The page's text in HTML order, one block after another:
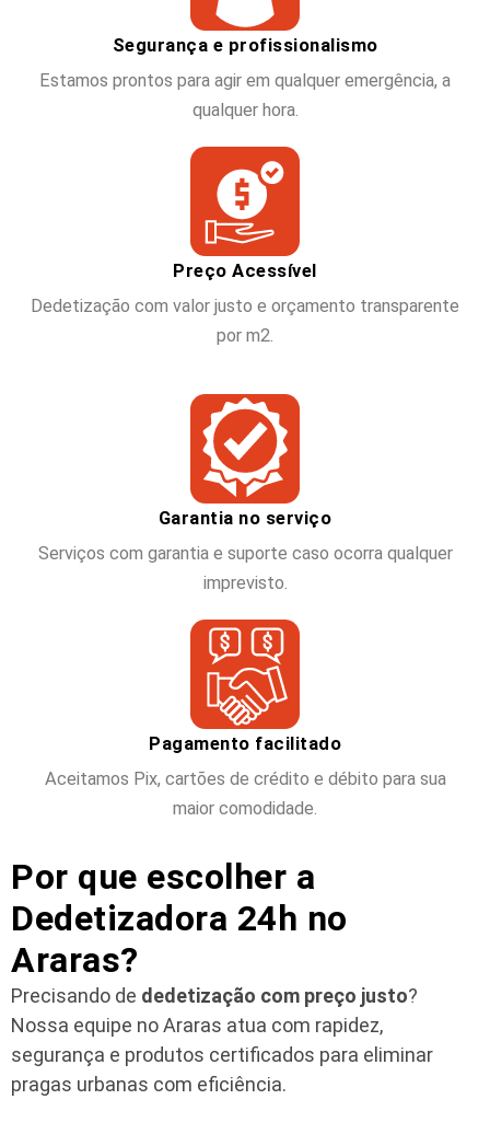
Segurança e profissionalismo
Estamos prontos para agir em qualquer emergência, a
qualquer hora.
Preço Acessível
Dedetização com valor justo e orçamento transparente
por m2.
Garantia no serviço
Serviços com garantia e suporte caso ocorra qualquer
imprevisto.
Pagamento facilitado
Aceitamos Pix, cartões de crédito e débito para sua
maior comodidade.
Por que escolher a
Dedetizadora 24h no
Araras?
Precisando de dedetização com preço justo?
Nossa equipe no Araras atua com rapidez,
segurança e produtos certificados para eliminar
pragas urbanas com eficiência.